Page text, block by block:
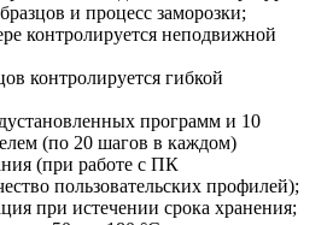
и процесс заморозки;
контролируется неподвижной
контролируется гибкой
программ и 10
(по 20 шагов в каждом)
(при работе с ПК
пользовательских профилей);
при истечении срока хранения;